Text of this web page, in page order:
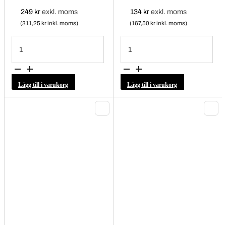
249 kr exkl. moms
(311,25 kr inkl. moms)
delar
Smart
premium
mängd
Lägg till i varukorg
134 kr exkl. moms
(167,50 kr inkl. moms)
1/2"
Kia,Hyundai
Lägg till i varukorg